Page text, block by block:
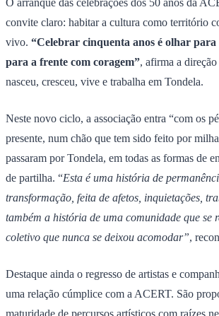
convite claro: habitar a cultura como território
vivo. “Celebrar cinquenta anos é olhar
para a frente com coragem”, afirma a
nasceu, cresceu, vive e trabalha em Tondela.
Neste novo ciclo, a associação entra “com os
presente, num chão que tem sido feito por
passaram por Tondela, em todas as formas de
de partilha. “Esta é uma história de
transformação, feita de afetos, inquietações,
também a história de uma comunidade que se
coletivo que nunca se deixou acomodar”,
Destaque ainda o regresso de artistas e
uma relação cúmplice com a ACERT. São
maturidade de percursos artísticos com raízes